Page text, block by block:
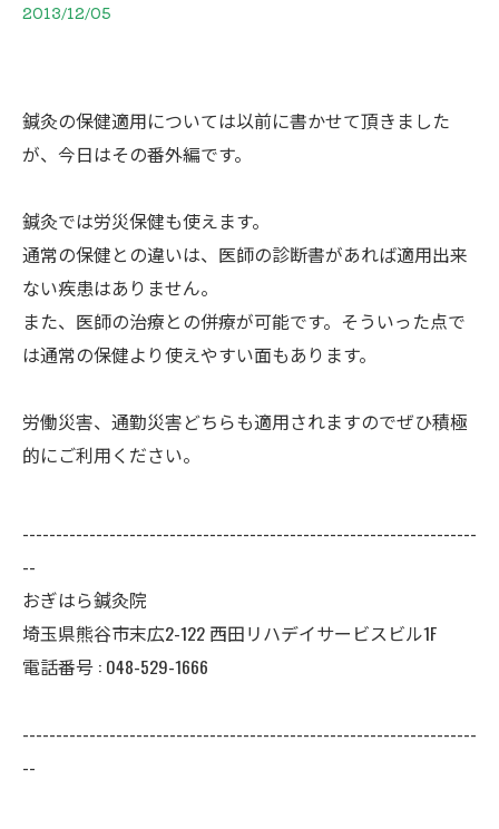
2013/12/05
鍼灸の保健適用については以前に書かせて頂きました
が、今日はその番外編です。
鍼灸では労災保健も使えます。
通常の保健との違いは、医師の診断書があれば適用出来
ない疾患はありません。
また、医師の治療との併療が可能です。そういった点で
は通常の保健より使えやすい面もあります。
労働災害、通勤災害どちらも適用されますのでぜひ積極
的にご利用ください。
--------------------------------------------------------------------
--
おぎはら鍼灸院
埼玉県熊谷市末広2-122 西田リハデイサービスビル1F
電話番号 : 048-529-1666
--------------------------------------------------------------------
--